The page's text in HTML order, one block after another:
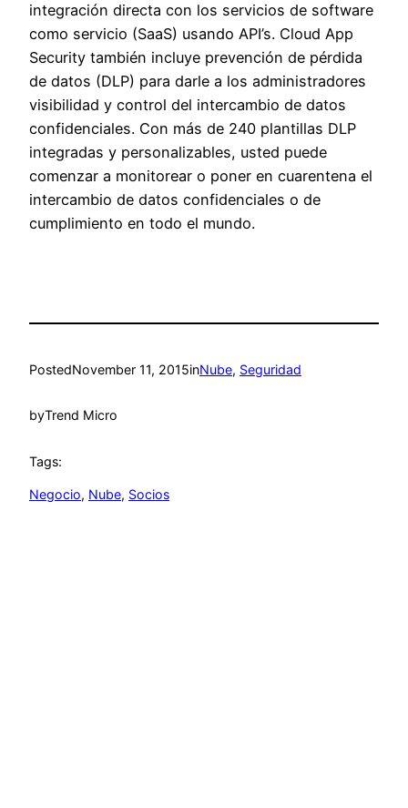
integración directa con los servicios de software
como servicio (SaaS) usando API’s. Cloud App
Security también incluye prevención de pérdida
de datos (DLP) para darle a los administradores
visibilidad y control del intercambio de datos
confidenciales. Con más de 240 plantillas DLP
integradas y personalizables, usted puede
comenzar a monitorear o poner en cuarentena el
intercambio de datos confidenciales o de
cumplimiento en todo el mundo.
PostedNovember 11, 2015inNube, Seguridad
byTrend Micro
Tags:
Negocio, Nube, Socios